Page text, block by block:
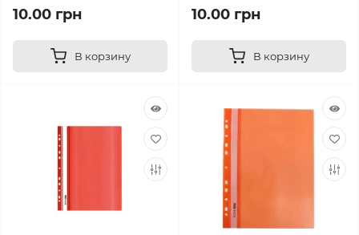
10.00 грн
В корзину
10.00 грн
В корзину